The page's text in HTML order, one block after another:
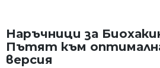
Наръчници за
Пътят към
версия